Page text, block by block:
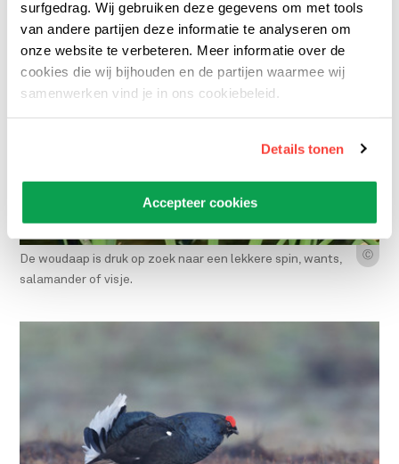
surfgedrag. Wij gebruiken deze gegevens om met tools
van andere partijen deze informatie te analyseren om
onze website te verbeteren. Meer informatie over de
cookies die wij bijhouden en de partijen waarmee wij
samenwerken vind je in ons cookiebeleid.
Details tonen
Accepteer cookies
Ⓒ
De woudaap is druk op zoek naar een lekkere spin, wants,
salamander of visje.